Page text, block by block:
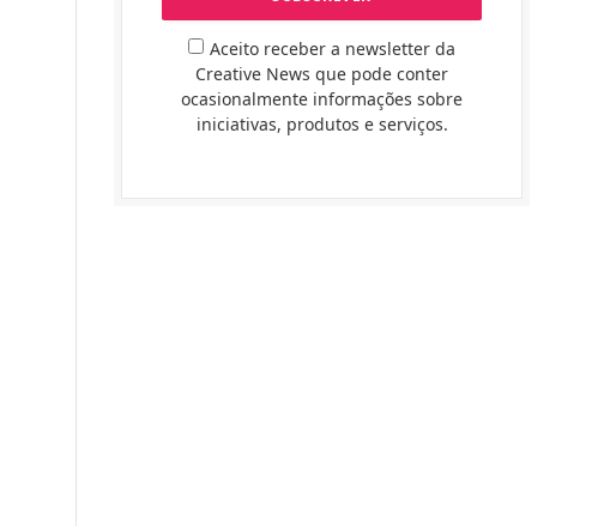
Aceito receber a newsletter da
Creative News que pode conter
ocasionalmente informações sobre
iniciativas, produtos e serviços.